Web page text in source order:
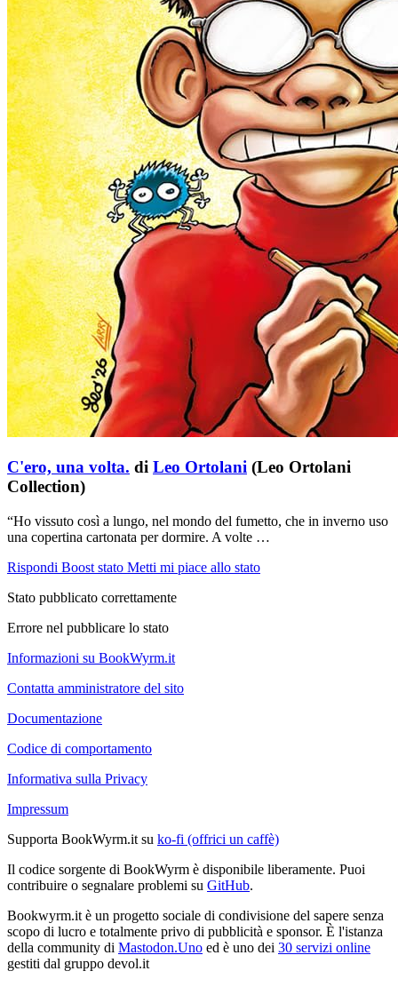
C'ero, una volta. di Leo Ortolani (Leo Ortolani
Collection)
“Ho vissuto così a lungo, nel mondo del fumetto, che in inverno uso
una copertina cartonata per dormire. A volte …
Rispondi Boost stato Metti mi piace allo stato
Stato pubblicato correttamente
Errore nel pubblicare lo stato
Informazioni su BookWyrm.it
Contatta amministratore del sito
Documentazione
Codice di comportamento
Informativa sulla Privacy
Impressum
Supporta BookWyrm.it su ko-fi (offrici un caffè)
Il codice sorgente di BookWyrm è disponibile liberamente. Puoi
contribuire o segnalare problemi su GitHub.
Bookwyrm.it è un progetto sociale di condivisione del sapere senza
scopo di lucro e totalmente privo di pubblicità e sponsor. È l'istanza
della community di Mastodon.Uno ed è uno dei 30 servizi online
gestiti dal gruppo devol.it